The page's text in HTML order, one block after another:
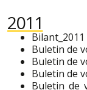
2011
Bilant_2011
Buletin de
Buletin de
Buletin de